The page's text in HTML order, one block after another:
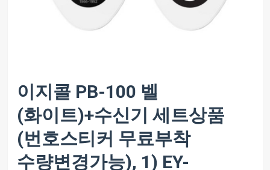
이지콜 PB-100 벨
(화이트)+수신기 세트상품
(번호스티커 무료부착
수량변경가능), 1) EY-